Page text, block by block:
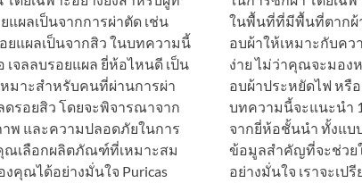
แผลเป็นจากการผ่าตัด เช่น
ยแผลเป็นจากสิว ในบทความนี้
เจลลบรอยแผล ยี่ห้อไหนดี เป็น
มาะสำหรับคนที่ผ่านการผ่า
รอยสิว โดยจะพิจารณาจาก
พ และความปลอดภัยในการ
ณเลือกผลิตภัณฑ์ที่เหมาะสม
คุณได้อย่างมั่นใจ Puricas
ในพื้นที่ที่มีพื้นที่ตากผ้
อบผ้าให้เหมาะกับคว
ง่าย ไม่ว่าคุณจะมอง
อบผ้าประหยัดไฟ หรื
บทความนี้จะแนะนำ
จากยี่ห้อชั้นนำ ทั้งแบ
ข้อมูลสำคัญที่จะช่วย
อย่างมั่นใจ เราจะเป